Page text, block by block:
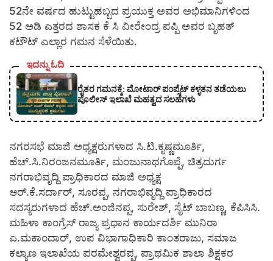
52ನೇ ವರ್ಷದ ಹುಟ್ಟುಹಬ್ಬದ ಪ್ರಯುಕ್ತ ಅವರ ಅಭಿಮಾನಿಗಳಿಂದ
52 ಅಡಿ ಎತ್ತರದ ಶಾಸಕ ಕೆ ಸಿ ವೀರೇಂದ್ರ ಪಪ್ಪಿ ಅವರ ಬೃಹತ್
ಕಟೌಟ್ ಎಲ್ಲಾರ ಗಮನ ಸೆಳೆಯಿತು.
ಇದನ್ನು ಓದಿ
ರೈತರ ಗಮನಕ್ಕೆ: ಮೋಟಾರ್ ಪಂಪ್ಸೆಟ್ ಕಳ್ಳತನ ತಡೆಯಲು
ಪೊಲೀಸ್ ಇಲಾಖೆ ಮಹತ್ವದ ಸಲಹೆಗಳು
ನಗರಸಭೆ ಮಾಜಿ ಅಧ್ಯಕ್ಷರುಗಳಾದ ಸಿ.ಟಿ.ಕೃಷ್ಣಮೂರ್ತಿ,
ಹೆಚ್.ಸಿ.ನಿರಂಜನಮೂರ್ತಿ, ಮಂಜುನಾಥಗೊಪ್ಪೆ, ಚಿತ್ರದುರ್ಗ
ನಗರಾಭಿವೃದ್ದಿ ಪ್ರಾಧಿಕಾರದ ಮಾಜಿ ಅಧ್ಯಕ್ಷ
ಆರ್.ಕೆ.ಸರ್ದಾರ್, ಸೂರಪ್ಪ, ನಗರಾಭಿವೃದ್ದಿ ಪ್ರಾಧಿಕಾರದ
ಸದಸ್ಯರುಗಳಾದ ಹೆಚ್.ಅಂಜಿನಪ್ಪ, ಸುರೇಶ್, ಸೈಟ್ ಬಾಬಣ್ಣ, ಕೆಪಿಸಿಸಿ.
ಮಹಿಳಾ ಕಾಂಗ್ರೆಸ್ ರಾಜ್ಯ ಪ್ರಧಾನ ಕಾರ್ಯದರ್ಶಿ ಮುನಿರಾ
ಎ.ಮಕಾಂದಾರ್, ಉಪ ವಿಭಾಗಾಧಿಕಾರಿ ಕಾಂತರಾಜು, ಸಮಾಜ
ಕಲ್ಯಾಣ ಇಲಾಖೆಯ ಪರಮೇಶ್ವರಪ್ಪ, ಪ್ರಾಥಮಿಕ ಶಾಲಾ ಶಿಕ್ಷಕರ